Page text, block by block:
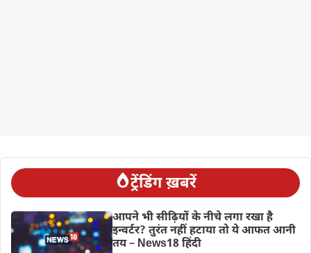
ट्रेंडिंग ख़बरें
आपने भी सीढ़ियों के नीचे लगा रखा है
इन्वर्टर? तुरंत नहीं हटाया तो ये आफत आनी
तय – News18 हिंदी